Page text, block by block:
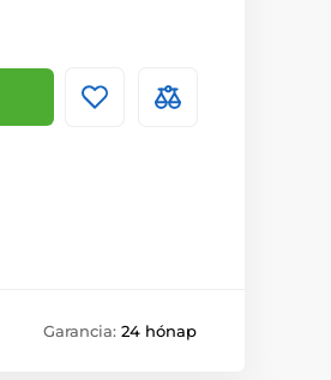
Garancia: 24 hónap